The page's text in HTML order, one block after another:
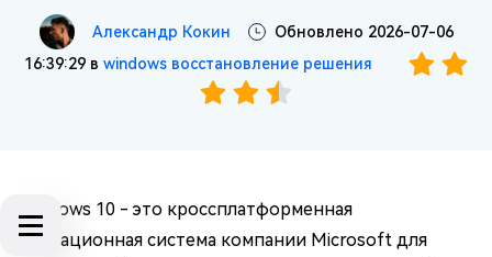
Александр Кокин
Обновлено 2026-07-06
16:39:29 в windows восстановление решения
Windows 10 - это кроссплатформенная
операционная система компании Microsoft для